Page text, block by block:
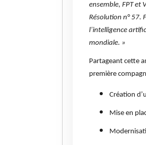
ensemble, FPT et
Résolution n° 57.
l’intelligence
mondiale. »
Partageant cette
première
Création
Mise en